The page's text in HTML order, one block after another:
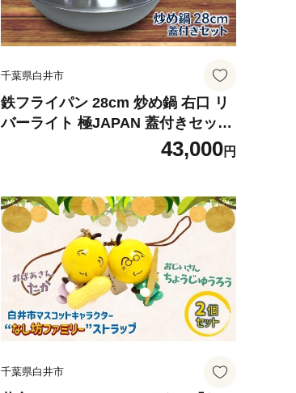
千葉県白井市
鉄フライパン 28cm 炒め鍋 右口 リ
バーライト 極JAPAN 蓋付きセット
中華鍋 錆びにくい 焦げ付きにくい
お手入れ簡単 フライパン 28cm 鉄
イパン ふらいぱん 鉄ふらいぱん
43,000円
千葉県白井市